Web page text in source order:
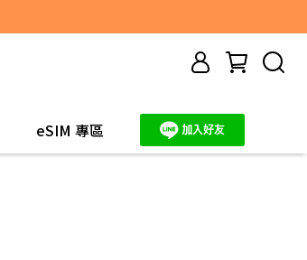
eSIM 專區